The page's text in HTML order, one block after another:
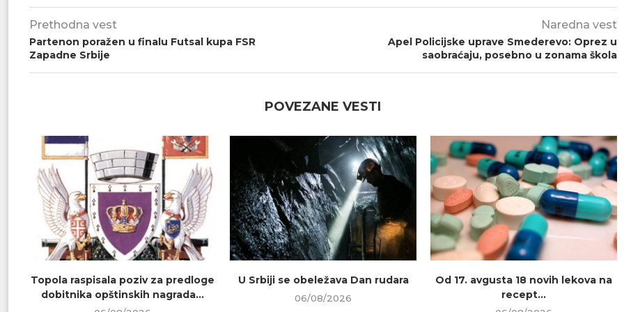
Prethodna vest
Partenon poražen u finalu Futsal kupa FSR
Zapadne Srbije
Naredna vest
Apel Policijske uprave Smederevo: Oprez u
saobraćaju, posebno u zonama škola
POVEZANE VESTI
Topola raspisala poziv za predloge
dobitnika opštinskih nagrada...
U Srbiji se obeležava Dan rudara
06/08/2026
Od 17. avgusta 18 novih lekova na
recept...